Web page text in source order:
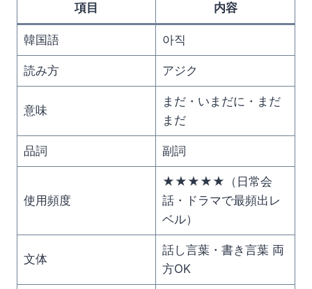
項目 内容
韓国語 아직
読み方 アジク
意味
まだ・いまだに・まだ
まだ
品詞 副詞
使用頻度
★★★★★（日常会
話・ドラマで最頻出レ
ベル）
文体
話し言葉・書き言葉 両
方OK